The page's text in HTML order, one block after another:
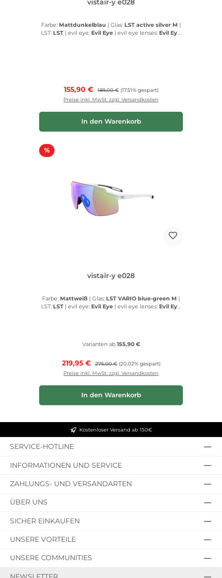
vistair-y e028
Farbe: Mattdunkelblau | Glas: LST active silver M |
LST: LST | evil eye: Evil Eye | evil eye lenses: Evil Eye
Verkaufspreis:
155,90 € Regulärer Preis:
189,00 € (17.51% gespart)
Preise inkl. MwSt. zzgl. Versandkosten
In den Warenkorb
%Rabatt
vistair-y e028
Farbe: Mattweiß | Glas: LST VARIO blue-green M |
LST: LST | evil eye: Evil Eye | evil eye lenses: Evil Eye
Varianten ab155,90 €
Verkaufspreis:
219,95 € Regulärer Preis:
275,00 € (20.02% gespart)
Preise inkl. MwSt. zzgl. Versandkosten
In den Warenkorb
Kostenloser Versand ab 150€
SERVICE-HOTLINE
INFORMATIONEN UND SERVICE
ZAHLUNGS- UND VERSANDARTEN
ÜBER UNS
SICHER EINKAUFEN
UNSERE VORTEILE
UNSERE COMMUNITIES